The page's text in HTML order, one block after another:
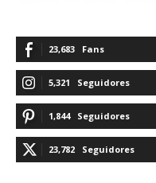
23,683 Fans
5,321 Seguidores
1,844 Seguidores
23,782 Seguidores